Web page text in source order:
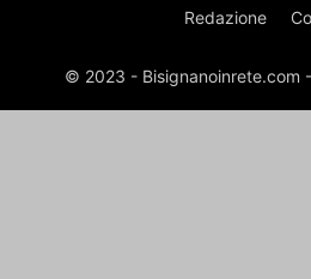
Redazione
© 2023 - Bisignanoinrete.com